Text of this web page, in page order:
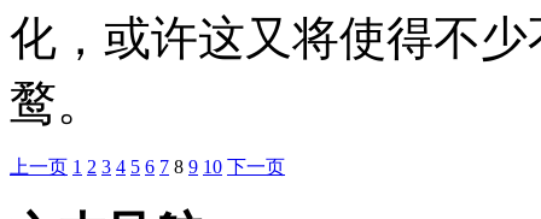
化，或许这又将使得不
鹜。
上一页 1 2 3 4 5 6 7 8 9 10 下一页